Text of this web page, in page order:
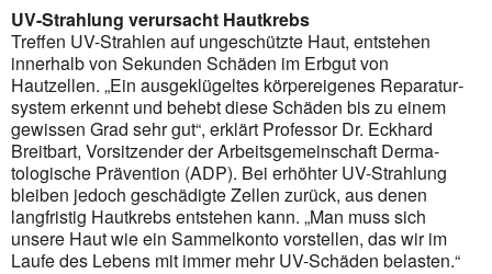
UV-Strahlung verursacht Hautkrebs
Treffen UV-Strahlen auf ungeschützte Haut, entstehen
innerhalb von Sekunden Schäden im Erbgut von
Hautzellen. „Ein ausgeklügeltes körpereigenes Reparatur­
system erkennt und behebt diese Schäden bis zu einem
gewissen Grad sehr gut“, erklärt Professor Dr. Eckhard
Breitbart, Vorsitzender der Arbeitsgemeinschaft Derma­
tologische Prävention (ADP). Bei erhöhter UV-Strahlung
bleiben jedoch geschädigte Zellen zurück, aus denen
langfristig Hautkrebs entstehen kann. „Man muss sich
unsere Haut wie ein Sammelkonto vorstellen, das wir im
Laufe des Lebens mit immer mehr UV-Schäden belasten.“